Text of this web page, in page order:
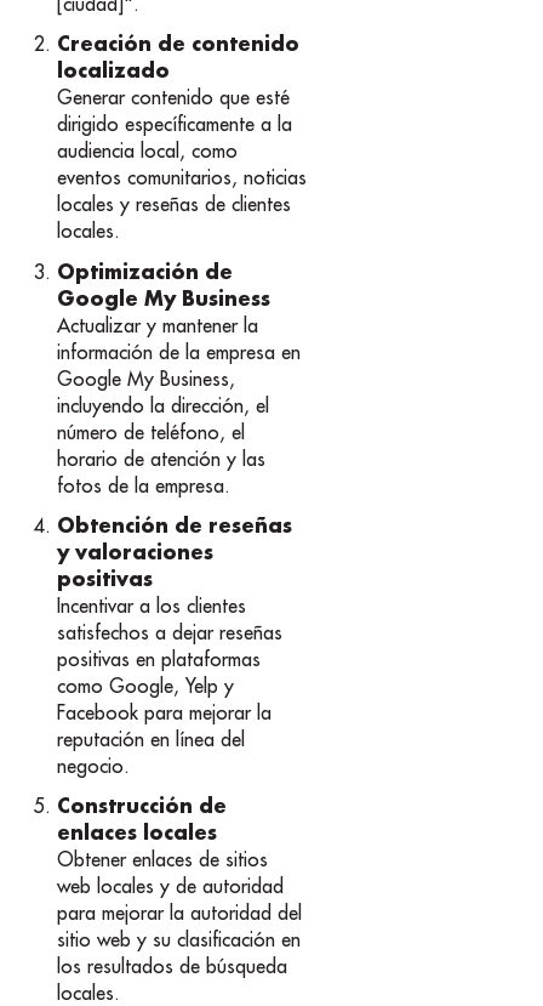
Creación de contenido
localizado
Generar contenido que esté
dirigido específicamente a la
audiencia local, como
eventos comunitarios, noticias
locales y reseñas de clientes
locales.
Optimización de
Google My Business
Actualizar y mantener la
información de la empresa en
Google My Business,
incluyendo la dirección, el
número de teléfono, el
horario de atención y las
fotos de la empresa.
Obtención de reseñas
y valoraciones
positivas
Incentivar a los clientes
satisfechos a dejar reseñas
positivas en plataformas
como Google, Yelp y
Facebook para mejorar la
reputación en línea del
negocio.
Construcción de
enlaces locales
Obtener enlaces de sitios
web locales y de autoridad
para mejorar la autoridad del
sitio web y su clasificación en
los resultados de búsqueda
locales.